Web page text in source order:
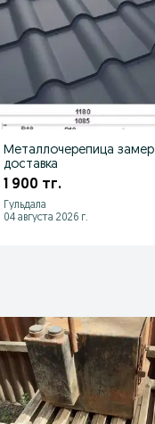
Металлочерепица замер
доставка
1 900 тг.
Гульдала
04 августа 2026 г.